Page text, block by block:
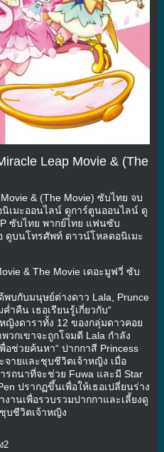
Leap Movie & (The
& (The Movie) ซับไทย จบ
เมะออนไลน์ ดูการ์ตูนออนไลน์ ดู
ซับไทย พากย์ไทย แฟนซับ
ดูบนโทรศัพท์ ดาวน์โหลดอนิเมะ
& The Movie เดอะมูฟวี่ ซับ
พบกับมนุษย์ต่างดาว Lala, Prunce
คืน เธอเรียนรู้เกี่ยวกับ“
ญิงดาราทั้ง 12 ของกลุ่มดาวคอย
วกเขาจะถูกโจมตี Lala กำลัง
ช่วยค้นหา“ ปากกาสี Princess
จายและชุบชีวิตเจ้าหญิง เมื่อ
รถนาที่จะช่วย Fuwa และมี Star
ปรากฏขึ้นเพื่อให้เธอเปลี่ยนร่าง
านเพื่อรวบรวมปากกาและเลี้ยงดู
บชีวิตเจ้าหญิง
2